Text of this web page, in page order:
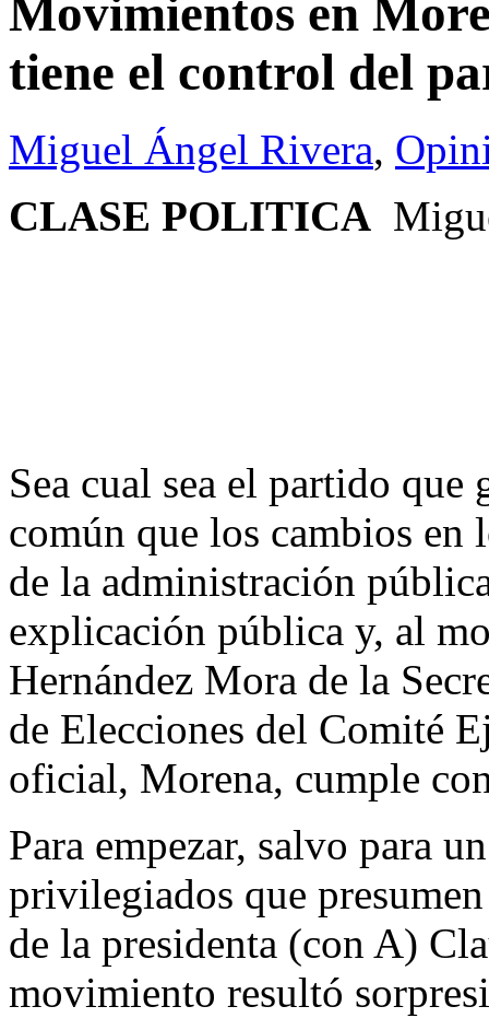
Movimientos en
tiene el control del
Miguel Ángel Rivera,
CLASE POLITICA
Sea cual sea el partido
común que los cambios
de la administración
explicación pública y, al
Hernández Mora de la
de Elecciones del Comité
oficial, Morena, cumple
Para empezar, salvo para
privilegiados que
de la presidenta (con A)
movimiento resultó